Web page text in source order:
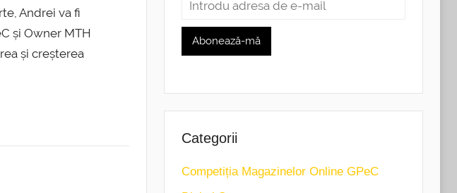
Andrei va fi
și Owner MTH
și creșterea
Categorii
Competiția Magazinelor Online GPeC